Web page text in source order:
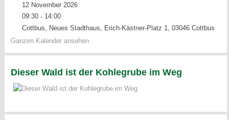
12 November 2026
09:30- 14:00
Cottbus, Neues Stadthaus, Erich-Kästner-Platz 1, 03046 Cottbus
Ganzen Kalender ansehen
Dieser Wald ist der Kohlegrube im Weg